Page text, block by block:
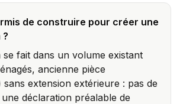
de construire pour créer une
?
se fait dans un volume existant
ancienne pièce
extension extérieure : pas de
déclaration préalable de